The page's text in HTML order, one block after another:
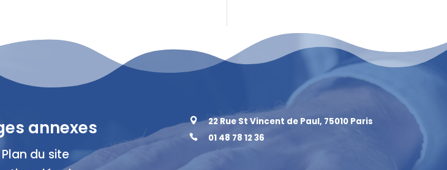
annexes
Plan du site
 22 Rue St Vincent de Paul, 75010 Paris
 01 48 78 12 36